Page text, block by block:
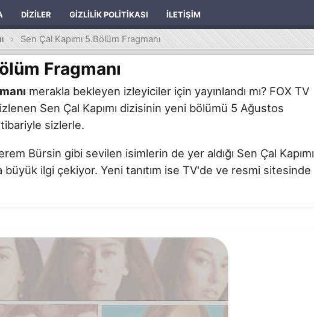
DIZILER GIZLILIK POLITIKASI İLETIŞIM
Sen Çal Kapımı 5.Bölüm Fragmanı
Fragmanı
merakla bekleyen izleyiciler için yayınlandı mı? FOX TV
Sen Çal Kapımı dizisinin yeni bölümü 5 Ağustos
sizlerle.
Bürsin gibi sevilen isimlerin de yer aldığı Sen Çal Kapımı
ilgi çekiyor. Yeni tanıtım ise TV'de ve resmi sitesinde